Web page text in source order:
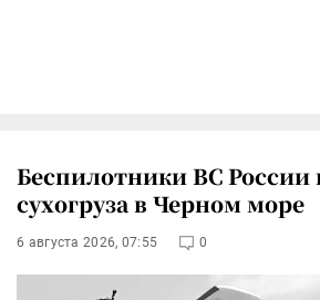
Беспилотники ВС России
сухогруза в Черном море
6 августа 2026, 07:55 0